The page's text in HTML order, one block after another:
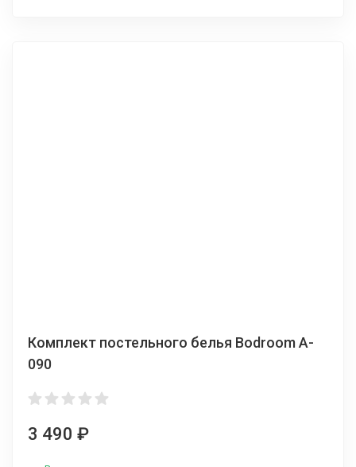
Комплект постельного белья Bodroom A-
090
3 490 ₽